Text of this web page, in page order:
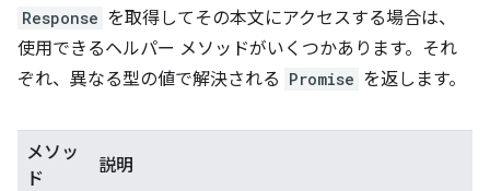
Response を取得してその本文にアクセスする場合は、
使用できるヘルパー メソッドがいくつかあります。それ
ぞれ、異なる型の値で解決される Promise を返します。
メソッ
ド
説明